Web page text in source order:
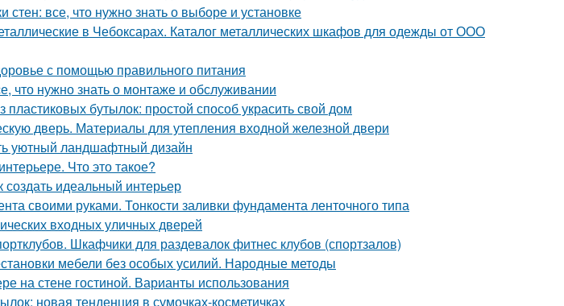
стен: все, что нужно знать о выборе и установке
в Чебоксарах. Каталог металлических шкафов для одежды от ООО
с помощью правильного питания
что нужно знать о монтаже и обслуживании
бутылок: простой способ украсить свой дом
дверь. Материалы для утепления входной железной двери
уютный ландшафтный дизайн
Что это такое?
идеальный интерьер
своими руками. Тонкости заливки фундамента ленточного типа
входных уличных дверей
Шкафчики для раздевалок фитнес клубов (спортзалов)
мебели без особых усилий. Народные методы
на стене гостиной. Варианты использования
новая тенденция в сумочках-косметичках